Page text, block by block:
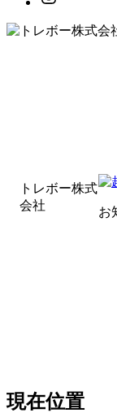
トレボー株式
会社
お
現在位置